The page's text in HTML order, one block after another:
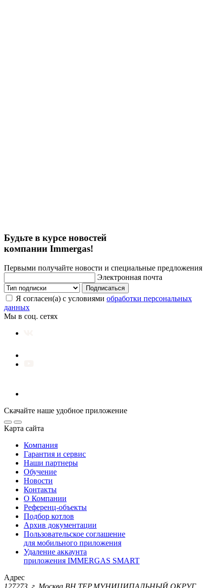
Будьте в курсе новостей
компании Immergas!
Первыми получайте новости и специальные предложения
Электронная почта
Подписаться
Я согласен(а) с условиями обработки персональных
данных
Мы в соц. сетях
Скачайте наше удобное приложение
Карта сайта
Компания
Гарантия и сервис
Наши партнеры
Обучение
Новости
Контакты
О Компании
Референц-объекты
Подбор котлов
Архив документации
Пользовательское соглашение
для мобильного приложения
Удаление аккаунта
приложения IMMERGAS SMART
Адрес
127273, г. Москва ВН.ТЕР.МУНИЦИПАЛЬНЫЙ ОКРУГ